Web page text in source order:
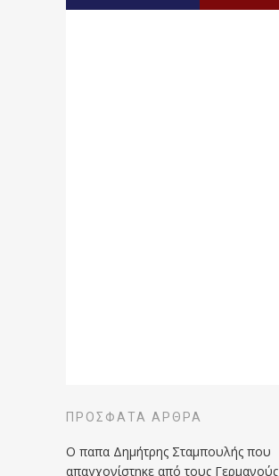
ΠΡΌΣΦΑΤΑ ΆΡΘΡΑ
Ο παπα Δημήτρης Σταμπουλής που
απαγχονίστηκε από τους Γερμανούς